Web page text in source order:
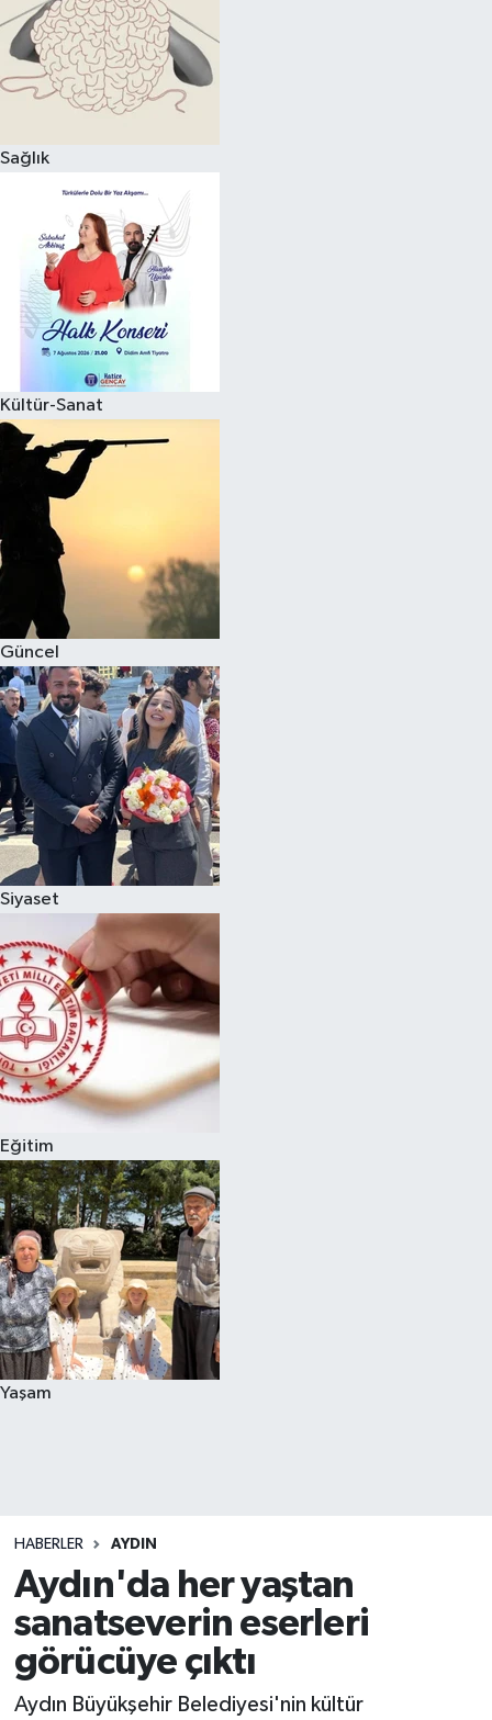
Sağlık
Kültür-Sanat
Güncel
Siyaset
Eğitim
Yaşam
HABERLER AYDIN
Aydın'da her yaştan
sanatseverin eserleri
görücüye çıktı
Aydın Büyükşehir Belediyesi'nin kültür